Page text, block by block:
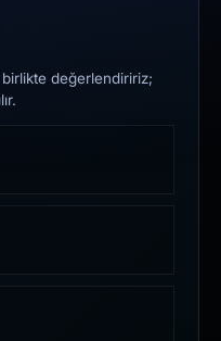
birlikte değerlendiririz;